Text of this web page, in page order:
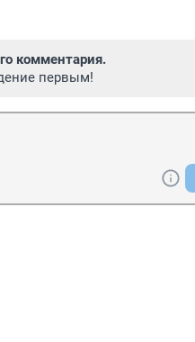
комментария.
первым!